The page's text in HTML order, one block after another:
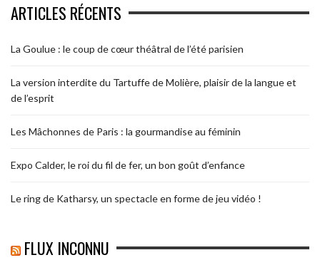
ARTICLES RÉCENTS
La Goulue : le coup de cœur théâtral de l’été parisien
La version interdite du Tartuffe de Molière, plaisir de la langue et
de l’esprit
Les Mâchonnes de Paris : la gourmandise au féminin
Expo Calder, le roi du fil de fer, un bon goût d’enfance
Le ring de Katharsy, un spectacle en forme de jeu vidéo !
FLUX INCONNU